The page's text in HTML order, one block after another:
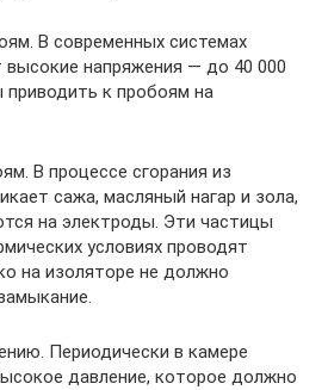
В современных системах
высокие напряжения — до 40 000
к пробоям на
В процессе сгорания из
сажа, масляный нагар и зола,
на электроды. Эти частицы
условиях проводят
на изоляторе не должно
Периодически в камере
давление, которое должно